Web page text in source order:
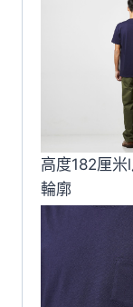
高度182厘米
輪廓